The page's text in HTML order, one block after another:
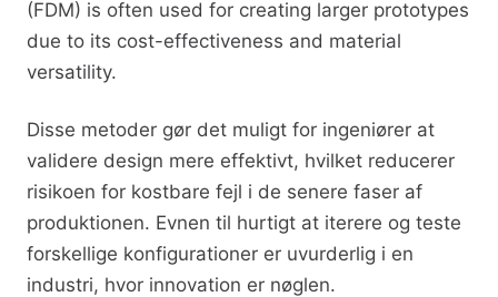
(FDM) is often used for creating larger prototypes
due to its cost-effectiveness and material
versatility.
Disse metoder gør det muligt for ingeniører at
validere design mere effektivt, hvilket reducerer
risikoen for kostbare fejl i de senere faser af
produktionen. Evnen til hurtigt at iterere og teste
forskellige konfigurationer er uvurderlig i en
industri, hvor innovation er nøglen.